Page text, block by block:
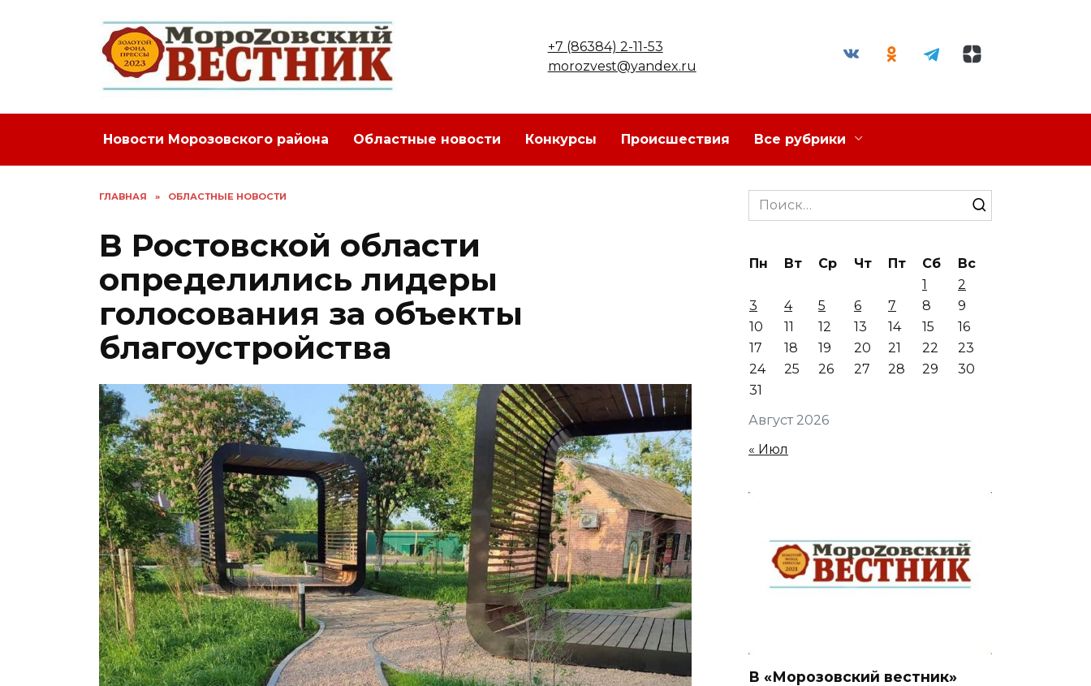
+7 (86384) 2-11-53
morozvest@yandex.ru
Новости Морозовского района Областные новости Конкурсы Происшествия Все рубрики
ГЛАВНАЯ » ОБЛАСТНЫЕ НОВОСТИ
В Ростовской области
определились лидеры
голосования за объекты
благоустройства
Search
for:
Август 2026
Пн Вт Ср Чт Пт Сб
Вс
1
2
3
4 5 6 7 8
9
10
11 12 13 14 15
16
17
18 19 20 21 22
23
24
25 26 27 28 29
30
31
« Июл
В «Морозовский вестник»